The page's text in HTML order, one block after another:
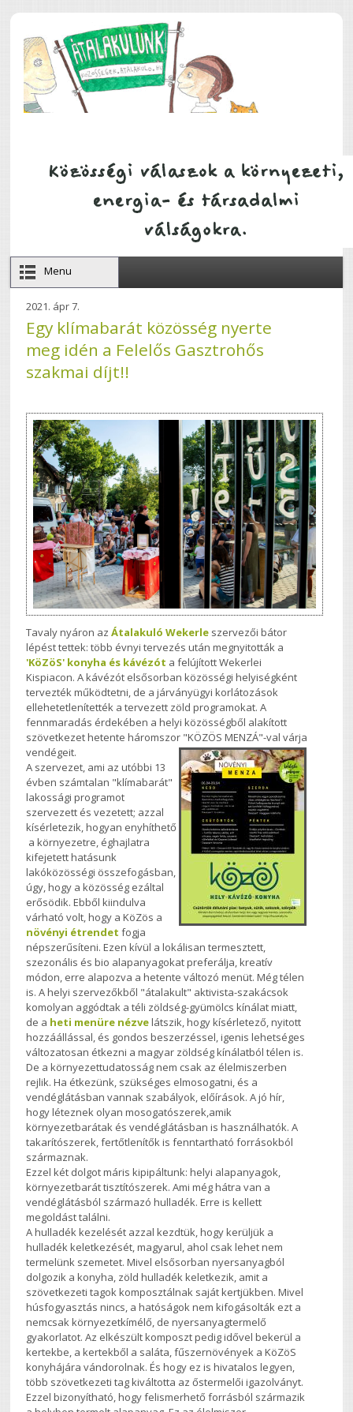
Menu
2021. ápr 7.
Egy klímabarát közösség nyerte
meg idén a Felelős Gasztrohős
szakmai díjt!!
Tavaly nyáron azÁtalakuló Wekerle szervezői bátor
lépést tettek: több évnyi tervezés után megnyitották a
'KöZöS' konyha és kávézót a felújított Wekerlei
Kispiacon. A kávézót elsősorban közösségi helyiségként
tervezték működtetni, de a járványügyi korlátozások
ellehetetlenítették a tervezett zöld programokat. A
fennmaradás érdekében a helyi közösségből alakított
szövetkezet hetente háromszor "KÖZÖS MENZÁ"-val várja
vendégeit.
A szervezet, ami az utóbbi 13
évben számtalan "klímabarát"
lakossági programot
szervezett és vezetett; azzal
kísérletezik, hogyan enyhíthető
a környezetre, éghajlatra
kifejetett hatásunk
lakóközösségi összefogásban,
úgy, hogy a közösség ezáltal
erősödik. Ebből kiindulva
várható volt, hogy a KöZös a
növényi étrendet fogja
népszerűsíteni. Ezen kívül a lokálisan termesztett,
szezonális és bio alapanyagokat preferálja, kreatív
módon, erre alapozva a hetente változó menüt. Még télen
is. A helyi szervezőkből "átalakult" aktivista-szakácsok
komolyan aggódtak a téli zöldség-gyümölcs kínálat miatt,
de a heti menüre nézvelátszik, hogy kísérletező, nyitott
hozzáállással, és gondos beszerzéssel, igenis lehetséges
változatosan étkezni a magyar zöldség kínálatból télen is.
De a környezettudatosság nem csak az élelmiszerben
rejlik. Ha étkezünk, szükséges elmosogatni, és a
vendéglátásban vannak szabályok, előírások. A jó hír,
hogy léteznek olyan mosogatószerek,amik
környezetbarátak és vendéglátásban is használhatók. A
takarítószerek, fertőtlenítők is fenntartható forrásokból
származnak.
Ezzel két dolgot máris kipipáltunk: helyi alapanyagok,
környezetbarát tisztítószerek. Ami még hátra van a
vendéglátásból származó hulladék. Erre is kellett
megoldást találni.
A hulladék kezelését azzal kezdtük, hogy kerüljük a
hulladék keletkezését, magyarul, ahol csak lehet nem
termelünk szemetet. Mivel elsősorban nyersanyagból
dolgozik a konyha, zöld hulladék keletkezik, amit a
szövetkezeti tagok komposztálnak saját kertjükben. Mivel
húsfogyasztás nincs, a hatóságok nem kifogásolták ezt a
nemcsak környezetkímélő, de nyersanyagtermelő
gyakorlatot. Az elkészült komposzt pedig idővel bekerül a
kertekbe, a kertekből a saláta, fűszernövények a KöZöS
konyhájára vándorolnak. És hogy ez is hivatalos legyen,
több szövetkezeti tag kiváltotta az őstermelői igazolványt.
Ezzel bizonyítható, hogy felismerhető forrásból származik